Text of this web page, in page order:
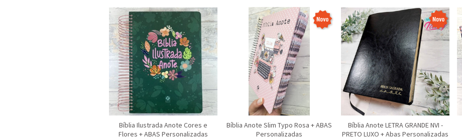
Bíblia Ilustrada Anote Cores e
Flores + ABAS Personalizadas
Bíblia Anote Slim Typo Rosa + ABAS
Personalizadas
Bíblia Anote LETRA GRANDE NVI -
PRETO LUXO + Abas Personalizadas